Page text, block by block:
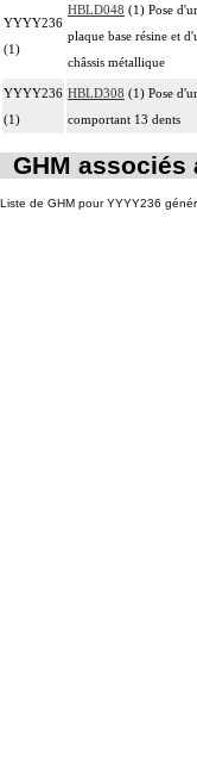
YYYY236
(1)
HBLD048 (1) Pose
plaque base résine et
châssis métallique
YYYY236
(1)
HBLD308 (1) Pose
comportant 13 dents
GHM associés
Liste de GHM pour YYYY236